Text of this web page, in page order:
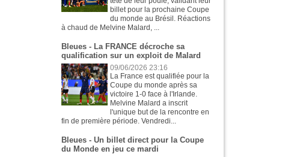
billet pour la prochaine Coupe
du monde au Brésil. Réactions
à chaud de Melvine Malard, ...
Bleues - La FRANCE décroche sa
qualification sur un exploit de Malard
09/06/2026 23:16
La France est qualifiée pour la
Coupe du monde après sa
victoire 1-0 face à l'Irlande.
Melvine Malard a inscrit
l'unique but de la rencontre en
fin de première période. Vendredi...
Bleues - Un billet direct pour la Coupe
du Monde en jeu ce mardi